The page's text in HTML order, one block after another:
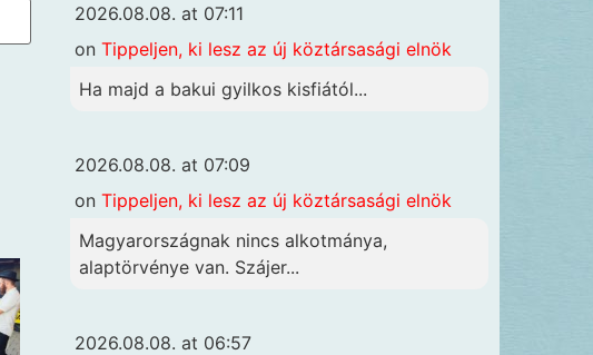
2026.08.08. at 07:11
on Tippeljen, ki lesz az új köztársasági elnök
Ha majd a bakui gyilkos kisfiától...
2026.08.08. at 07:09
on Tippeljen, ki lesz az új köztársasági elnök
Magyarországnak nincs alkotmánya,
alaptörvénye van. Szájer...
2026.08.08. at 06:57